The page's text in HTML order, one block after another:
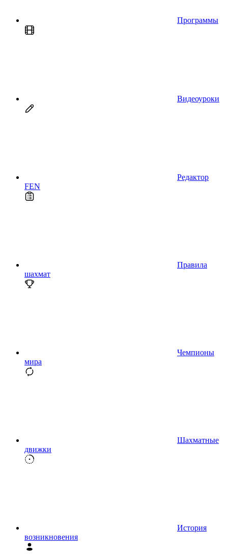
Программы
Видеоуроки
Редактор
FEN
Правила
шахмат
Чемпионы
мира
Шахматные
движки
История
возникновения